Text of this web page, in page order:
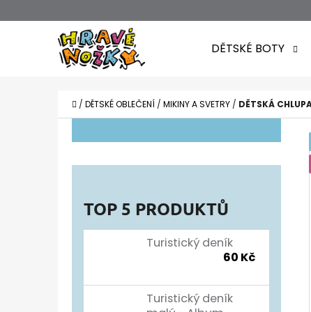
DĚTSKÉ BOTY
DOMŮ
/ DĚTSKÉ OBLEČENÍ / MIKINY A SVETRY / DĚTSKÁ
TOP 5 PRODUKTŮ
Turistický deník
60 Kč
Turistický deník
Zpět
do
Zpět
do